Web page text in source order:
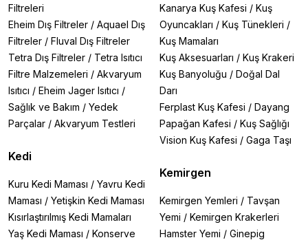
Filtreleri
Eheim Dış Filtreler / Aquael Dış
Filtreler / Fluval Dış Filtreler
Tetra Dış Filtreler / Tetra Isıtıcı
Filtre Malzemeleri / Akvaryum
Isıtıcı / Eheim Jager Isıtıcı /
Sağlık ve Bakım / Yedek
Parçalar / Akvaryum Testleri
Kedi
Kuru Kedi Maması / Yavru Kedi
Maması / Yetişkin Kedi Maması
Kısırlaştırılmış Kedi Mamaları
Yaş Kedi Maması / Konserve
Kanarya Kuş Kafesi / Kuş
Oyuncakları / Kuş Tünekleri /
Kuş Mamaları
Kuş Aksesuarları / Kuş Krakeri
Kuş Banyoluğu / Doğal Dal
Darı
Ferplast Kuş Kafesi / Dayang
Papağan Kafesi / Kuş Sağlığı
Vision Kuş Kafesi / Gaga Taşı
Kemirgen
Kemirgen Yemleri / Tavşan
Yemi / Kemirgen Krakerleri
Hamster Yemi / Ginepig